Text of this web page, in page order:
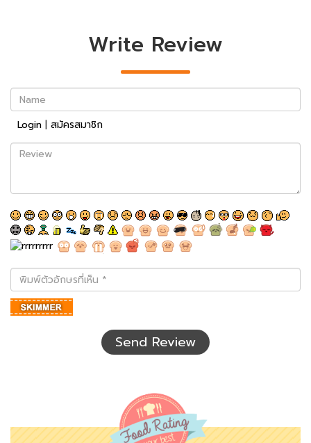
Write Review
Name
Login | สมัครสมาชิก
Review
พิมพ์
ตัว
อักษร
ที่
Send Review